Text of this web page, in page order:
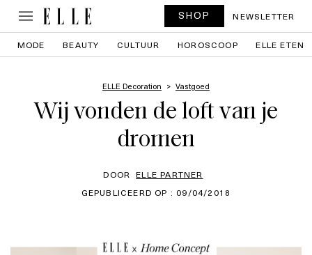
SHOP NEWSLETTER
MODE BEAUTY CULTUUR HOROSCOOP ELLE ETEN
ELLE Decoration Vastgoed
Wij vonden de loft van je
dromen
DOOR ELLE PARTNER
GEPUBLICEERD OP : 09/04/2018